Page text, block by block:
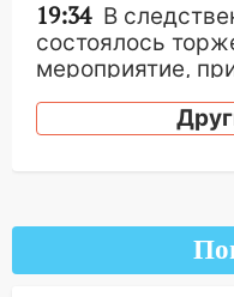
19:34 В
состоялось
мероприятие,
празднованию
следствия